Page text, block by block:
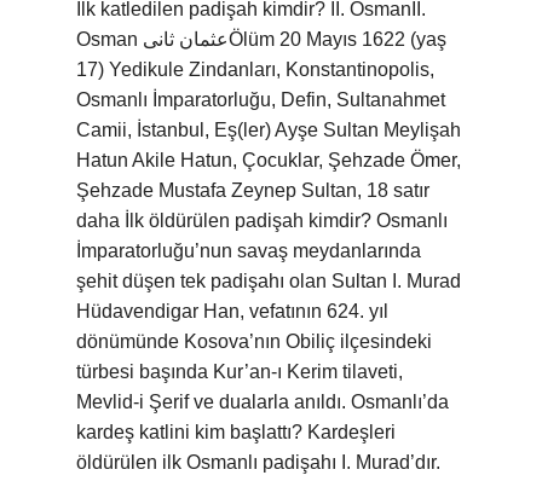
İlk katledilen padişah kimdir? II. OsmanII.
Osman عثمان ثانىÖlüm 20 Mayıs 1622 (yaş
17) Yedikule Zindanları, Konstantinopolis,
Osmanlı İmparatorluğu, Defin, Sultanahmet
Camii, İstanbul, Eş(ler) Ayşe Sultan Meylişah
Hatun Akile Hatun, Çocuklar, Şehzade Ömer,
Şehzade Mustafa Zeynep Sultan, 18 satır
daha İlk öldürülen padişah kimdir? Osmanlı
İmparatorluğu’nun savaş meydanlarında
şehit düşen tek padişahı olan Sultan I. Murad
Hüdavendigar Han, vefatının 624. yıl
dönümünde Kosova’nın Obiliç ilçesindeki
türbesi başında Kur’an-ı Kerim tilaveti,
Mevlid-i Şerif ve dualarla anıldı. Osmanlı’da
kardeş katlini kim başlattı? Kardeşleri
öldürülen ilk Osmanlı padişahı I. Murad’dır.